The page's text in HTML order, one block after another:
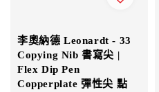
李奧納德 Leonardt - 33
Copying Nib 書寫尖 |
Flex Dip Pen
Copperplate 彈性尖 點